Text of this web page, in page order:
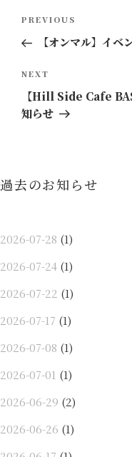
ナ
ビ
ゲ
ー
Previous
Post
PREVIOUS
【オンマル】イベ
Next
Post
NEXT
【Hill Side Cafe
知らせ
過去のお知らせ
2026-07-28 (1)
2026-07-24 (1)
2026-07-22 (1)
2026-07-17 (1)
2026-07-08 (1)
2026-07-01 (1)
2026-06-29 (2)
2026-06-26 (1)